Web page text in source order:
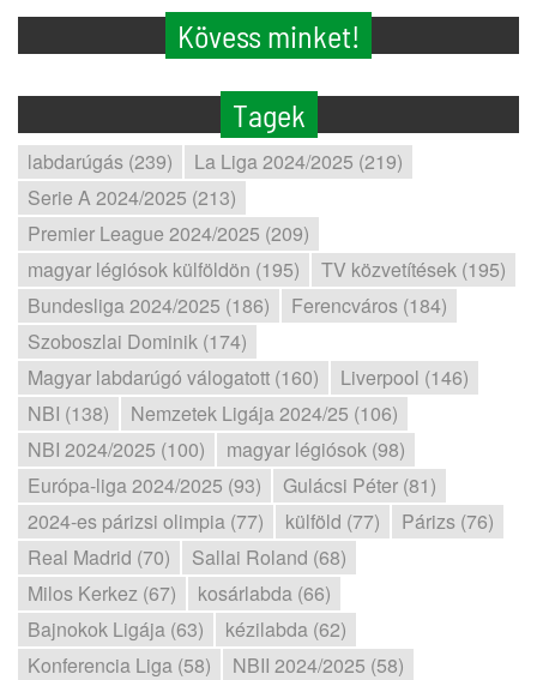
Kövess minket!
Tagek
labdarúgás (239)
La Liga 2024/2025 (219)
Serie A 2024/2025 (213)
Premier League 2024/2025 (209)
magyar légiósok külföldön (195)
TV közvetítések (195)
Bundesliga 2024/2025 (186)
Ferencváros (184)
Szoboszlai Dominik (174)
Magyar labdarúgó válogatott (160)
Liverpool (146)
NBI (138)
Nemzetek Ligája 2024/25 (106)
NBI 2024/2025 (100)
magyar légiósok (98)
Európa-liga 2024/2025 (93)
Gulácsi Péter (81)
2024-es párizsi olimpia (77)
külföld (77)
Párizs (76)
Real Madrid (70)
Sallai Roland (68)
Milos Kerkez (67)
kosárlabda (66)
Bajnokok Ligája (63)
kézilabda (62)
Konferencia Liga (58)
NBII 2024/2025 (58)